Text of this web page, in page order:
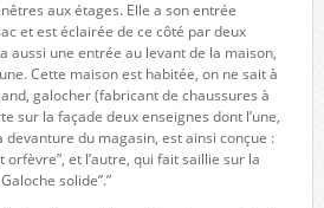
aux étages. Elle a son entrée
et est éclairée de ce côté par deux
aussi une entrée au levant de la maison,
Cette maison est habitée, on ne sait à
galocher (fabricant de chaussures à
sur la façade deux enseignes dont l’une,
du magasin, est ainsi conçue :
orfèvre”, et l’autre, qui fait saillie sur la
solide”.”